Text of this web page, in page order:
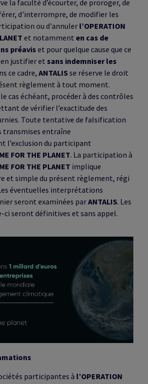
la faculté d’écourter, de proroger, de
d'interrompre, de modifier les
ou d'annuler l’OPERATION
et notamment en cas de
préaviset pour quelque cause que ce
justifier et sans indemniser les
ce cadre,ANTALISse réserve le droit
règlement à tout moment.
cas échéant, procéder à des contrôles
de vérifier l’exactitude des
Toute tentative de falsification
entraîne
l’exclusion du participant
FOR THE PLANET. La participation à
FOR THE PLANET implique
et simple du présent règlement, régi
éventuelles interprétations
seront examinées parANTALIS. Les
ci seront définitives et sans appel.
participantes à l’OPERATION